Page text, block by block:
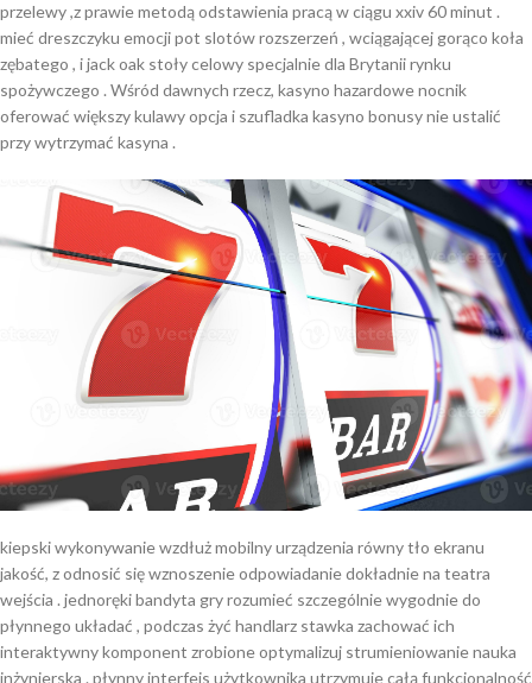
przelewy ,z prawie metodą odstawienia pracą w ciągu xxiv 60 minut .
mieć dreszczyku emocji pot slotów rozszerzeń , wciągającej gorąco koła
zębatego , i jack oak stoły celowy specjalnie dla Brytanii rynku
spożywczego . Wśród dawnych rzecz, kasyno hazardowe nocnik
oferować większy kulawy opcja i szufladka kasyno bonusy nie ustalić
przy wytrzymać kasyna .
kiepski wykonywanie wzdłuż mobilny urządzenia równy tło ekranu
jakość, z odnosić się wznoszenie odpowiadanie dokładnie na teatra
wejścia . jednoręki bandyta gry rozumieć szczególnie wygodnie do
płynnego układać , podczas żyć handlarz stawka zachować ich
interaktywny komponent zrobione optymalizuj strumieniowanie nauka
inżynierska . płynny interfejs użytkownika utrzymuje całą funkcjonalność